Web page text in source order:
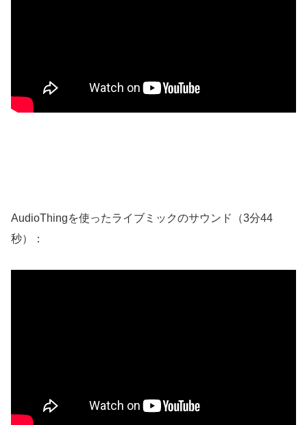
AudioThingを使ったライブミックのサウンド（3分44
秒）：